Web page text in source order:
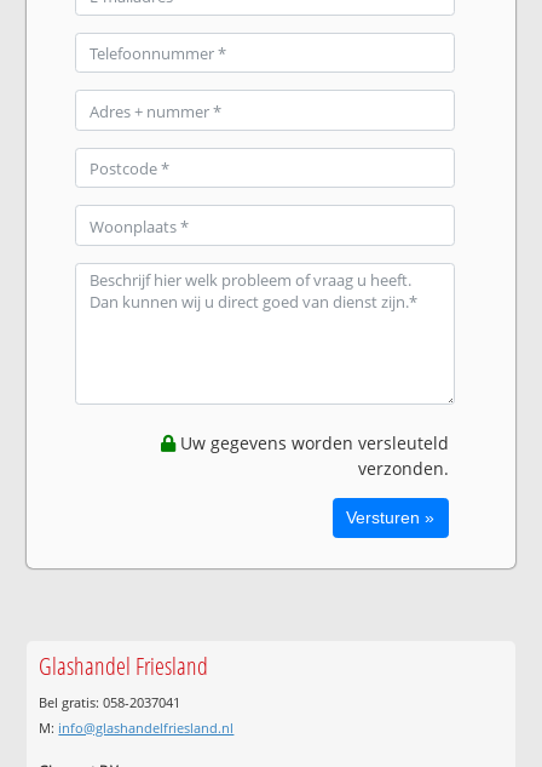
Uw gegevens worden versleuteld
verzonden.
Glashandel Friesland
Bel gratis: 058-2037041
M: info@glashandelfriesland.nl